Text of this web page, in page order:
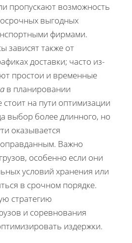
пропускают возможность
выгодных
фирмами.
зависят также от
доставки; часто из-
простои и временные
в планировании
на пути оптимизации
выбор более длинного, но
оказывается
Важно
особенно если они
условий хранения или
в срочном порядке.
стратегию
и соревнования
издержки.